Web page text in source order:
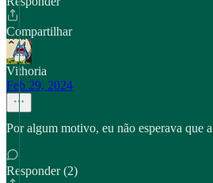
Compartilhar
Vithoria
Feb 29, 2024
Por algum motivo, eu não esperava que
Responder (2)